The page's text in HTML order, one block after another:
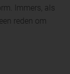
Immers, als
reden om